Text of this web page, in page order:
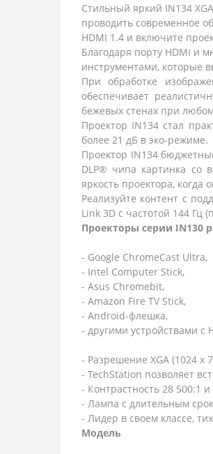
Стильный яркий IN134
проводить современное
HDMI 1.4 и включите
Благодаря порту HDMI и
инструментами, которые
При обработке
обеспечивает
бежевых стенах при
Проектор IN134 стал
более 21 дБ в эко-режиме.
Проектор IN134
DLP® чипа картинка со
яркость проектора, когда
Реализуйте контент с
Link 3D с частотой 144 Гц
Проекторы серии IN130
- Google ChromeCast Ultra,
- Intel Computer Stick,
- Asus Chromebit,
- Amazon Fire TV Stick,
- Android-флешка,
- другими устройствами с
- Разрешение XGA (1024 x
- TechStation позволяет
- Контрастность 28 500:1
- Лампа с длительным
- Лидер в своем классе,
Модель